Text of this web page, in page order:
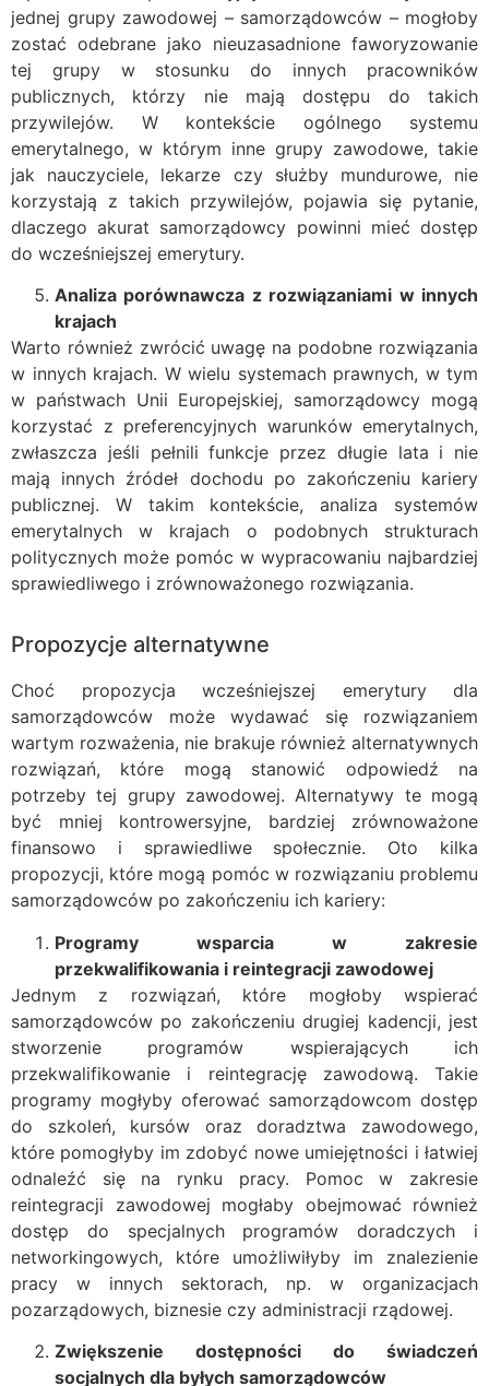
jednej grupy zawodowej – samorządowców – mogłoby
zostać odebrane jako nieuzasadnione faworyzowanie
tej grupy w stosunku do innych pracowników
publicznych, którzy nie mają dostępu do takich
przywilejów. W kontekście ogólnego systemu
emerytalnego, w którym inne grupy zawodowe, takie
jak nauczyciele, lekarze czy służby mundurowe, nie
korzystają z takich przywilejów, pojawia się pytanie,
dlaczego akurat samorządowcy powinni mieć dostęp
do wcześniejszej emerytury.
Analiza porównawcza z rozwiązaniami w innych
krajach
Warto również zwrócić uwagę na podobne rozwiązania
w innych krajach. W wielu systemach prawnych, w tym
w państwach Unii Europejskiej, samorządowcy mogą
korzystać z preferencyjnych warunków emerytalnych,
zwłaszcza jeśli pełnili funkcje przez długie lata i nie
mają innych źródeł dochodu po zakończeniu kariery
publicznej. W takim kontekście, analiza systemów
emerytalnych w krajach o podobnych strukturach
politycznych może pomóc w wypracowaniu najbardziej
sprawiedliwego i zrównoważonego rozwiązania.
Propozycje alternatywne
Choć propozycja wcześniejszej emerytury dla
samorządowców może wydawać się rozwiązaniem
wartym rozważenia, nie brakuje również alternatywnych
rozwiązań, które mogą stanowić odpowiedź na
potrzeby tej grupy zawodowej. Alternatywy te mogą
być mniej kontrowersyjne, bardziej zrównoważone
finansowo i sprawiedliwe społecznie. Oto kilka
propozycji, które mogą pomóc w rozwiązaniu problemu
samorządowców po zakończeniu ich kariery:
Programy wsparcia w zakresie
przekwalifikowania i reintegracji zawodowej
Jednym z rozwiązań, które mogłoby wspierać
samorządowców po zakończeniu drugiej kadencji, jest
stworzenie programów wspierających ich
przekwalifikowanie i reintegrację zawodową. Takie
programy mogłyby oferować samorządowcom dostęp
do szkoleń, kursów oraz doradztwa zawodowego,
które pomogłyby im zdobyć nowe umiejętności i łatwiej
odnaleźć się na rynku pracy. Pomoc w zakresie
reintegracji zawodowej mogłaby obejmować również
dostęp do specjalnych programów doradczych i
networkingowych, które umożliwiłyby im znalezienie
pracy w innych sektorach, np. w organizacjach
pozarządowych, biznesie czy administracji rządowej.
Zwiększenie dostępności do świadczeń
socjalnych dla byłych samorządowców